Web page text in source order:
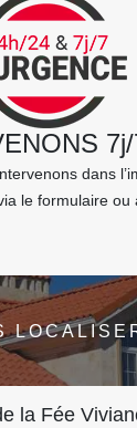
dans
le formulaire ou
la Fée